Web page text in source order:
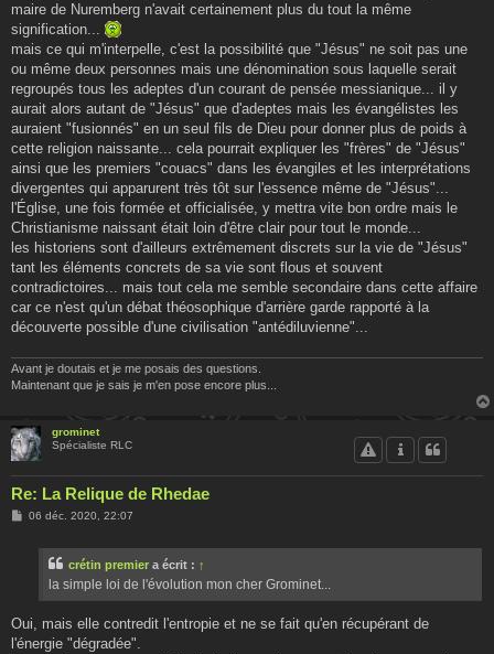
maire de Nuremberg n'avait certainement plus du tout la même
signification...
mais ce qui m'interpelle, c'est la possibilité que "Jésus" ne soit pas une
ou même deux personnes mais une dénomination sous laquelle serait
regroupés tous les adeptes d'un courant de pensée messianique... il y
aurait alors autant de "Jésus" que d'adeptes mais les évangélistes les
auraient "fusionnés" en un seul fils de Dieu pour donner plus de poids à
cette religion naissante... cela pourrait expliquer les "frères" de "Jésus"
ainsi que les premiers "couacs" dans les évangiles et les interprétations
divergentes qui apparurent très tôt sur l'essence même de "Jésus"...
l'Église, une fois formée et officialisée, y mettra vite bon ordre mais le
Christianisme naissant était loin d'être clair pour tout le monde...
les historiens sont d'ailleurs extrêmement discrets sur la vie de "Jésus"
tant les éléments concrets de sa vie sont flous et souvent
contradictoires... mais tout cela me semble secondaire dans cette affaire
car ce n'est qu'un débat théosophique d'arrière garde rapporté à la
découverte possible d'une civilisation "antédiluvienne"...
Avant je doutais et je me posais des questions.
Maintenant que je sais je m'en pose encore plus...
grominet
Spécialiste RLC
Re: La Relique de Rhedae
M06 déc. 2020, 22:07
crétin premier a écrit : ↑
la simple loi de l'évolution mon cher Grominet...
Oui, mais elle contredit l'entropie et ne se fait qu'en récupérant de
l'énergie "dégradée".